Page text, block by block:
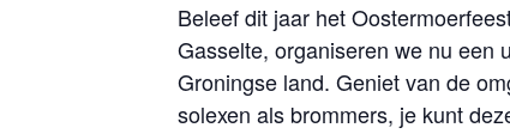
Beleef dit jaar het
Gasselte, organiseren we nu een
Groningse land. Geniet van de
solexen als brommers, je kunt